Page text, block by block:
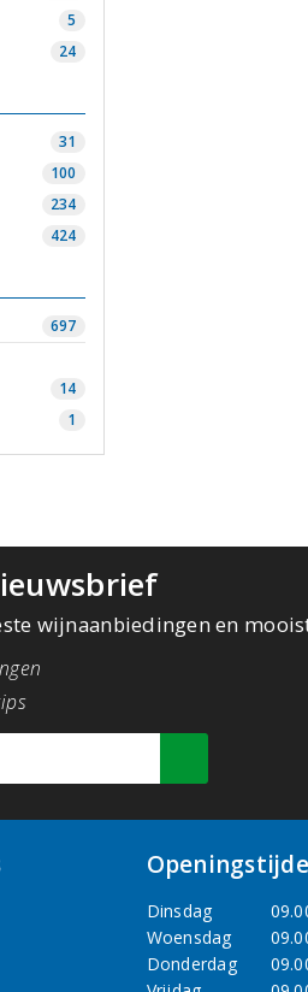
5
24
31
100
234
424
697
14
1
wijnaanbiedingen en
Dinsdag
Woensdag
Donderdag